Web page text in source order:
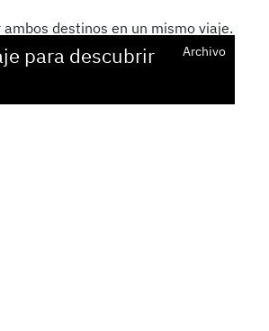
para descubrir
Archivo